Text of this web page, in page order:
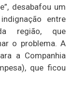
desabafou um
entre
região, que
o problema. A
a Companhia
que ficou